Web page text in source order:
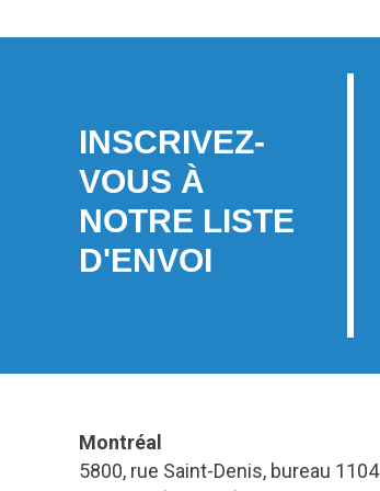
INSCRIVEZ-
VOUS À
NOTRE LISTE
D'ENVOI
Montréal
5800, rue Saint-Denis, bureau 1104